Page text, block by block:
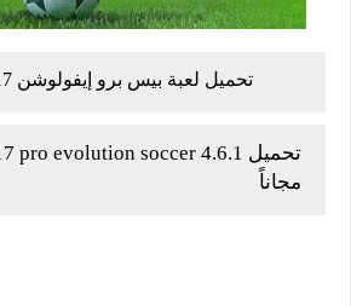
تحميل لعبة بيس برو إيفولوشن 2017 للأندرويد
مجاناً